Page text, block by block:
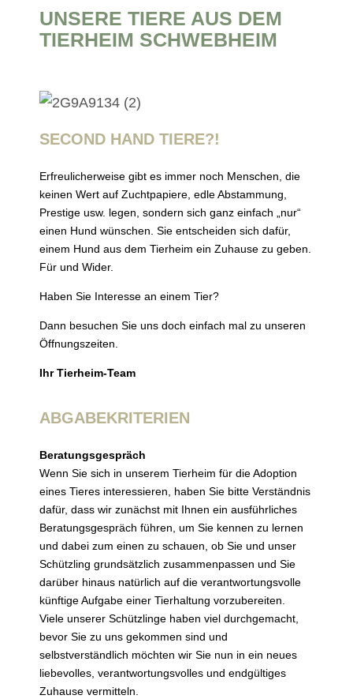
UNSERE TIERE AUS DEM
TIERHEIM SCHWEBHEIM
SECOND HAND TIERE?!
Erfreulicherweise gibt es immer noch Menschen, die
keinen Wert auf Zuchtpapiere, edle Abstammung,
Prestige usw. legen, sondern sich ganz einfach „nur“
einen Hund wünschen. Sie entscheiden sich dafür,
einem Hund aus dem Tierheim ein Zuhause zu geben.
Für und Wider.
Haben Sie Interesse an einem Tier?
Dann besuchen Sie uns doch einfach mal zu unseren
Öffnungszeiten.
Ihr Tierheim-Team
ABGABEKRITERIEN
Beratungsgespräch
Wenn Sie sich in unserem Tierheim für die Adoption
eines Tieres interessieren, haben Sie bitte Verständnis
dafür, dass wir zunächst mit Ihnen ein ausführliches
Beratungsgespräch führen, um Sie kennen zu lernen
und dabei zum einen zu schauen, ob Sie und unser
Schützling grundsätzlich zusammenpassen und Sie
darüber hinaus natürlich auf die verantwortungsvolle
künftige Aufgabe einer Tierhaltung vorzubereiten.
Viele unserer Schützlinge haben viel durchgemacht,
bevor Sie zu uns gekommen sind und
selbstverständlich möchten wir Sie nun in ein neues
liebevolles, verantwortungsvolles und endgültiges
Zuhause vermitteln.